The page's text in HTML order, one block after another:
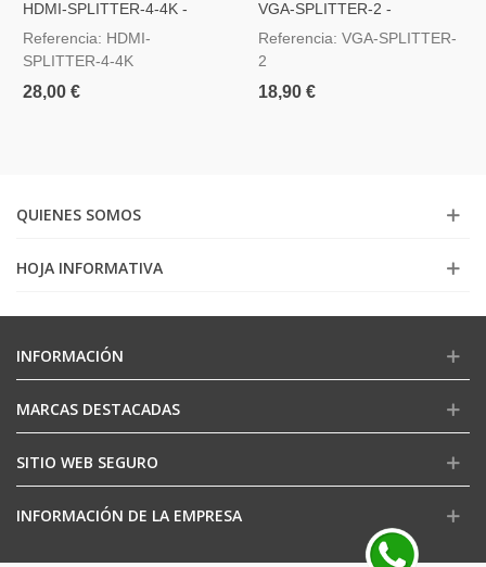
HDMI-SPLITTER-4-4K -
Multiplicador De Señal HDMI
Referencia: HDMI-
SPLITTER-4-4K
28,00 €
VGA-SPLITTER-2 -
Multiplicador De Señal VGA
Referencia: VGA-SPLITTER-
2
18,90 €
QUIENES SOMOS
HOJA INFORMATIVA
INFORMACIÓN
MARCAS DESTACADAS
SITIO WEB SEGURO
INFORMACIÓN DE LA EMPRESA